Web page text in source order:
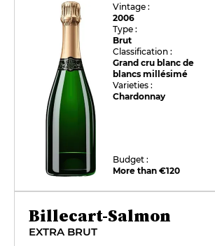
Vintage :
2006
Type :
Brut
Classification :
Grand cru blanc de
blancs millésimé
Varieties :
Chardonnay
Budget :
More than €120
Billecart-Salmon
EXTRA BRUT